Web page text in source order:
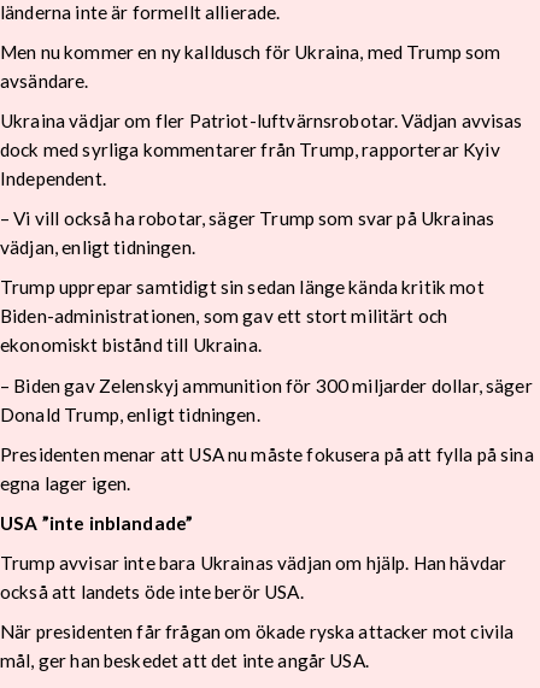
länderna inte är formellt allierade.
Men nu kommer en ny kalldusch för Ukraina, med Trump som
avsändare.
Ukraina vädjar om fler Patriot-luftvärnsrobotar. Vädjan avvisas
dock med syrliga kommentarer från Trump, rapporterar Kyiv
Independent.
– Vi vill också ha robotar, säger Trump som svar på Ukrainas
vädjan, enligt tidningen.
Trump upprepar samtidigt sin sedan länge kända kritik mot
Biden-administrationen, som gav ett stort militärt och
ekonomiskt bistånd till Ukraina.
– Biden gav Zelenskyj ammunition för 300 miljarder dollar, säger
Donald Trump, enligt tidningen.
Presidenten menar att USA nu måste fokusera på att fylla på sina
egna lager igen.
USA ”inte inblandade”
Trump avvisar inte bara Ukrainas vädjan om hjälp. Han hävdar
också att landets öde inte berör USA.
När presidenten får frågan om ökade ryska attacker mot civila
mål, ger han beskedet att det inte angår USA.